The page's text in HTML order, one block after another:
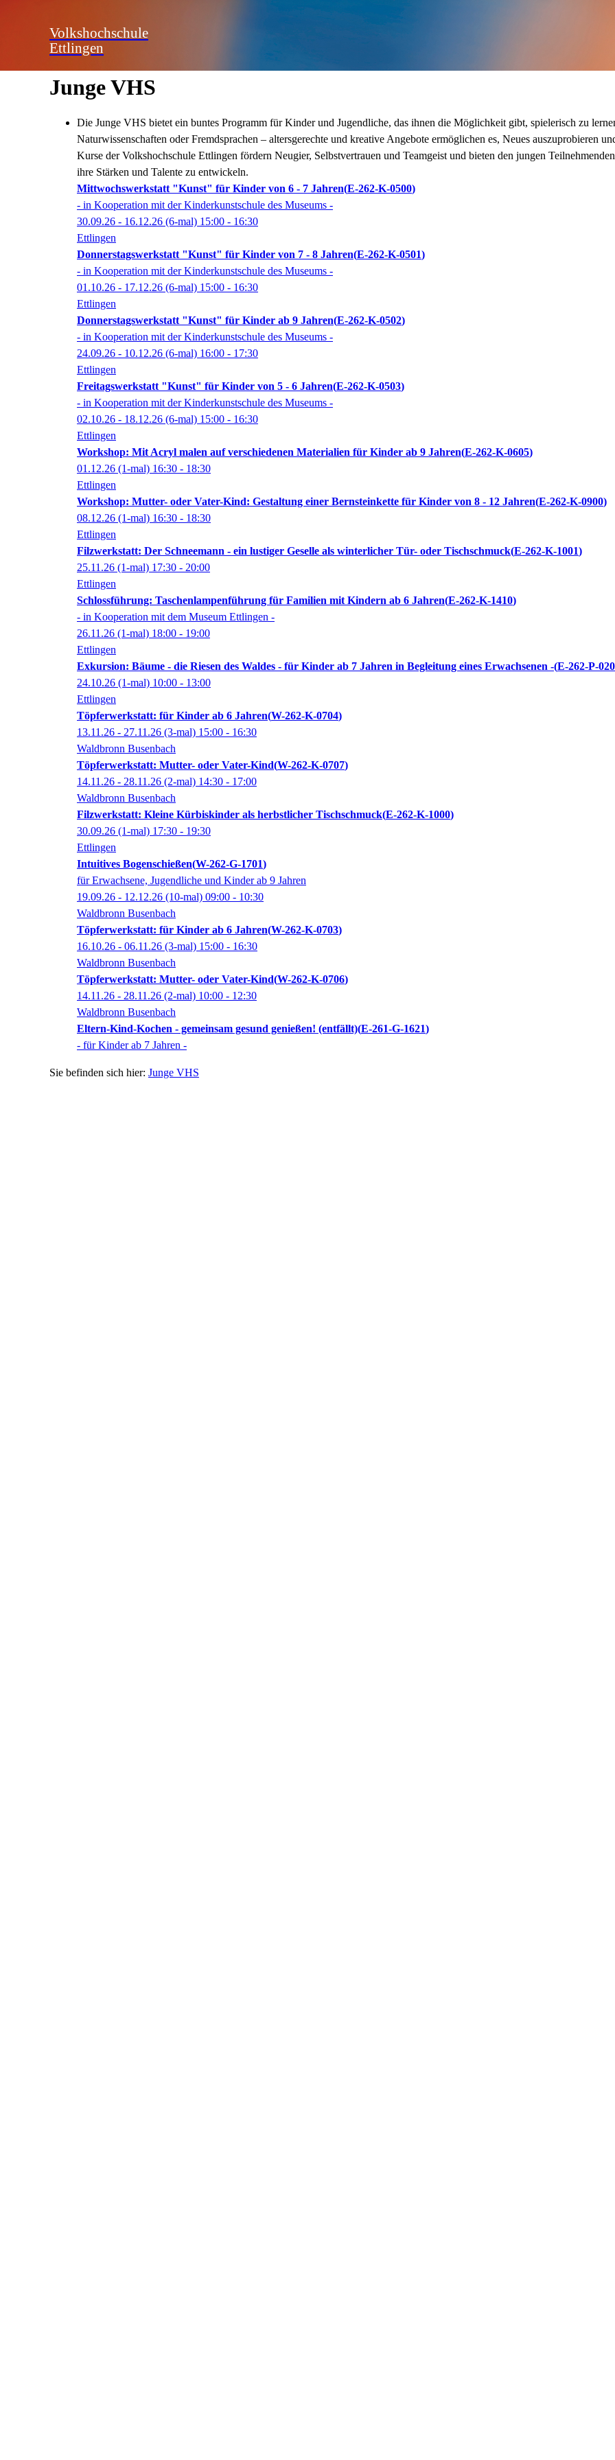
Volkshochschule
Ettlingen
Junge VHS
Die Junge VHS bietet ein buntes Programm für Kinder und Jugendliche, das ihnen die Möglichkeit gibt, spielerisch zu
Naturwissenschaften oder Fremdsprachen – altersgerechte und kreative Angebote ermöglichen es, Neues auszuprobieren
Kurse der Volkshochschule Ettlingen fördern Neugier, Selbstvertrauen und Teamgeist und bieten den jungen
ihre Stärken und Talente zu entwickeln.
Eltern-Kind-Kochen - gemeinsam gesund genießen! (entfällt) E-261-G-1621
- für Kinder ab 7 Jahren -
Mittwochswerkstatt "Kunst" für Kinder von 6 - 7 Jahren E-262-K-0500
- in Kooperation mit der Kinderkunstschule des Museums -
30.09.26 - 16.12.26 (6-mal) 15:00 - 16:30
Ettlingen
Donnerstagswerkstatt "Kunst" für Kinder von 7 - 8 Jahren E-262-K-0501
- in Kooperation mit der Kinderkunstschule des Museums -
01.10.26 - 17.12.26 (6-mal) 15:00 - 16:30
Ettlingen
Donnerstagswerkstatt "Kunst" für Kinder ab 9 Jahren E-262-K-0502
- in Kooperation mit der Kinderkunstschule des Museums -
24.09.26 - 10.12.26 (6-mal) 16:00 - 17:30
Ettlingen
Freitagswerkstatt "Kunst" für Kinder von 5 - 6 Jahren E-262-K-0503
- in Kooperation mit der Kinderkunstschule des Museums -
02.10.26 - 18.12.26 (6-mal) 15:00 - 16:30
Ettlingen
Workshop: Mit Acryl malen auf verschiedenen Materialien für Kinder ab 9 Jahren E-262-K-0605
01.12.26 (1-mal) 16:30 - 18:30
Ettlingen
Workshop: Mutter- oder Vater-Kind: Gestaltung einer Bernsteinkette für Kinder von 8 - 12 Jahren E-262-K-0900
08.12.26 (1-mal) 16:30 - 18:30
Ettlingen
Filzwerkstatt: Kleine Kürbiskinder als herbstlicher Tischschmuck E-262-K-1000
30.09.26 (1-mal) 17:30 - 19:30
Ettlingen
Filzwerkstatt: Der Schneemann - ein lustiger Geselle als winterlicher Tür- oder Tischschmuck E-262-K-1001
25.11.26 (1-mal) 17:30 - 20:00
Ettlingen
Schlossführung: Taschenlampenführung für Familien mit Kindern ab 6 Jahren E-262-K-1410
- in Kooperation mit dem Museum Ettlingen -
26.11.26 (1-mal) 18:00 - 19:00
Ettlingen
Exkursion: Bäume - die Riesen des Waldes - für Kinder ab 7 Jahren in Begleitung eines Erwachsenen - E-262-P-
24.10.26 (1-mal) 10:00 - 13:00
Ettlingen
Intuitives Bogenschießen W-262-G-1701
für Erwachsene, Jugendliche und Kinder ab 9 Jahren
19.09.26 - 12.12.26 (10-mal) 09:00 - 10:30
Waldbronn Busenbach
Töpferwerkstatt: für Kinder ab 6 Jahren W-262-K-0703
16.10.26 - 06.11.26 (3-mal) 15:00 - 16:30
Waldbronn Busenbach
Töpferwerkstatt: für Kinder ab 6 Jahren W-262-K-0704
13.11.26 - 27.11.26 (3-mal) 15:00 - 16:30
Waldbronn Busenbach
Töpferwerkstatt: Mutter- oder Vater-Kind W-262-K-0706
14.11.26 - 28.11.26 (2-mal) 10:00 - 12:30
Waldbronn Busenbach
Töpferwerkstatt: Mutter- oder Vater-Kind W-262-K-0707
14.11.26 - 28.11.26 (2-mal) 14:30 - 17:00
Waldbronn Busenbach
Junge VHS